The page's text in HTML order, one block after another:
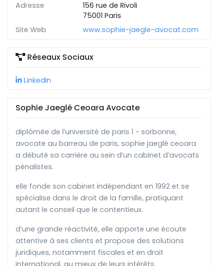
Adresse
156 rue de Rivoli
75001 Paris
Site Web
www.sophie-jaegle-avocat.com
Réseaux Sociaux
LinkedIn
Sophie Jaeglé Ceoara Avocate
diplômée de l’université de paris 1 - sorbonne,
avocate au barreau de paris, sophie jaeglé ceoara
a débuté sa carrière au sein d’un cabinet d’avocats
pénalistes.
elle fonde son cabinet indépendant en 1992 et se
spécialise dans le droit de la famille, pratiquant
autant le conseil que le contentieux.
d’une grande réactivité, elle apporte une écoute
attentive à ses clients et propose des solutions
juridiques, notamment fiscales et en droit
international, au mieux de leurs intérêts.